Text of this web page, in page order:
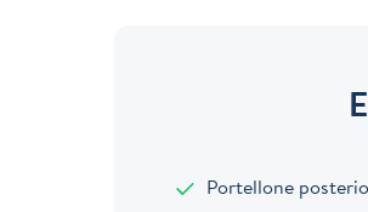
Portellone